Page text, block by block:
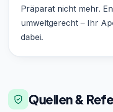
Präparat nicht mehr.
umweltgerecht – Ihr
dabei.
Quellen &